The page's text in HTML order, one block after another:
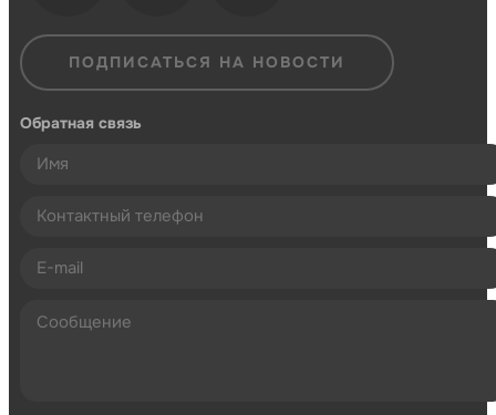
ПОДПИСАТЬСЯ НА НОВОСТИ
Обратная связь